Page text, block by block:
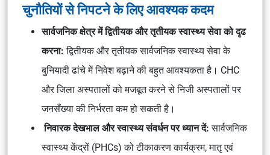
चुनौतियों से निपटने के लिए आवश्यक कदम
सार्वजनिक क्षेत्र में द्वितीयक और तृतीयक स्वास्थ्य सेवा को दृढ
करना:द्वितीयक और तृतीयक सार्वजनिक स्वास्थ्य सेवा के
बुनियादी ढांचे में निवेश बढ़ाने की बहुत आवश्यकता है। CHC
और जिला अस्पतालों को मजबूत करने से निजी अस्पतालों पर
जनसँख्या की निर्भरता कम हो सकती है।
निवारक देखभाल और स्वास्थ्य संवर्धन पर ध्यान दें:सार्वजनिक
स्वास्थ्य केंद्रों (PHCs) को टीकाकरण कार्यक्रम, मातृ एवं